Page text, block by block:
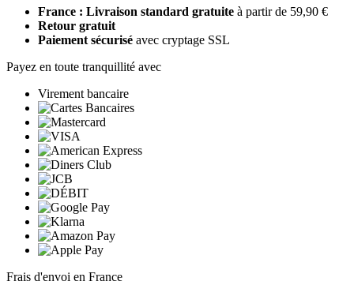
France : Livraison standard gratuite à partir de 59,90 €
Retour gratuit
Paiement sécurisé avec cryptage SSL
Payez en toute tranquillité avec
Virement bancaire
Frais d'envoi en France